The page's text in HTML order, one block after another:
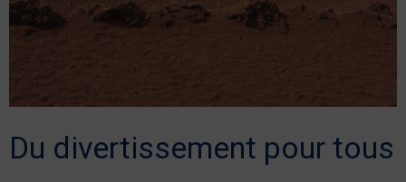
Du divertissement pour tous